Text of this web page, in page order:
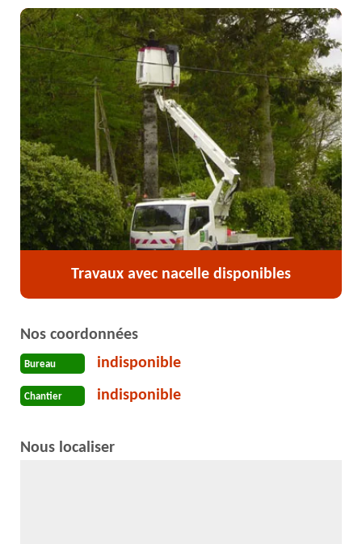
Travaux avec nacelle disponibles
Nos coordonnées
Bureau indisponible
Chantier indisponible
Nous localiser